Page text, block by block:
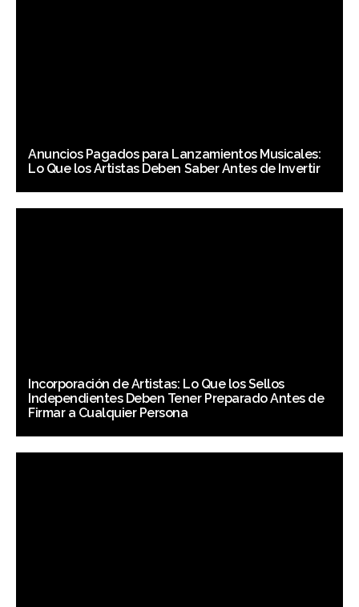
Anuncios Pagados para Lanzamientos Musicales:
Lo Que los Artistas Deben Saber Antes de Invertir
Incorporación de Artistas: Lo Que los Sellos
Independientes Deben Tener Preparado Antes de
Firmar a Cualquier Persona